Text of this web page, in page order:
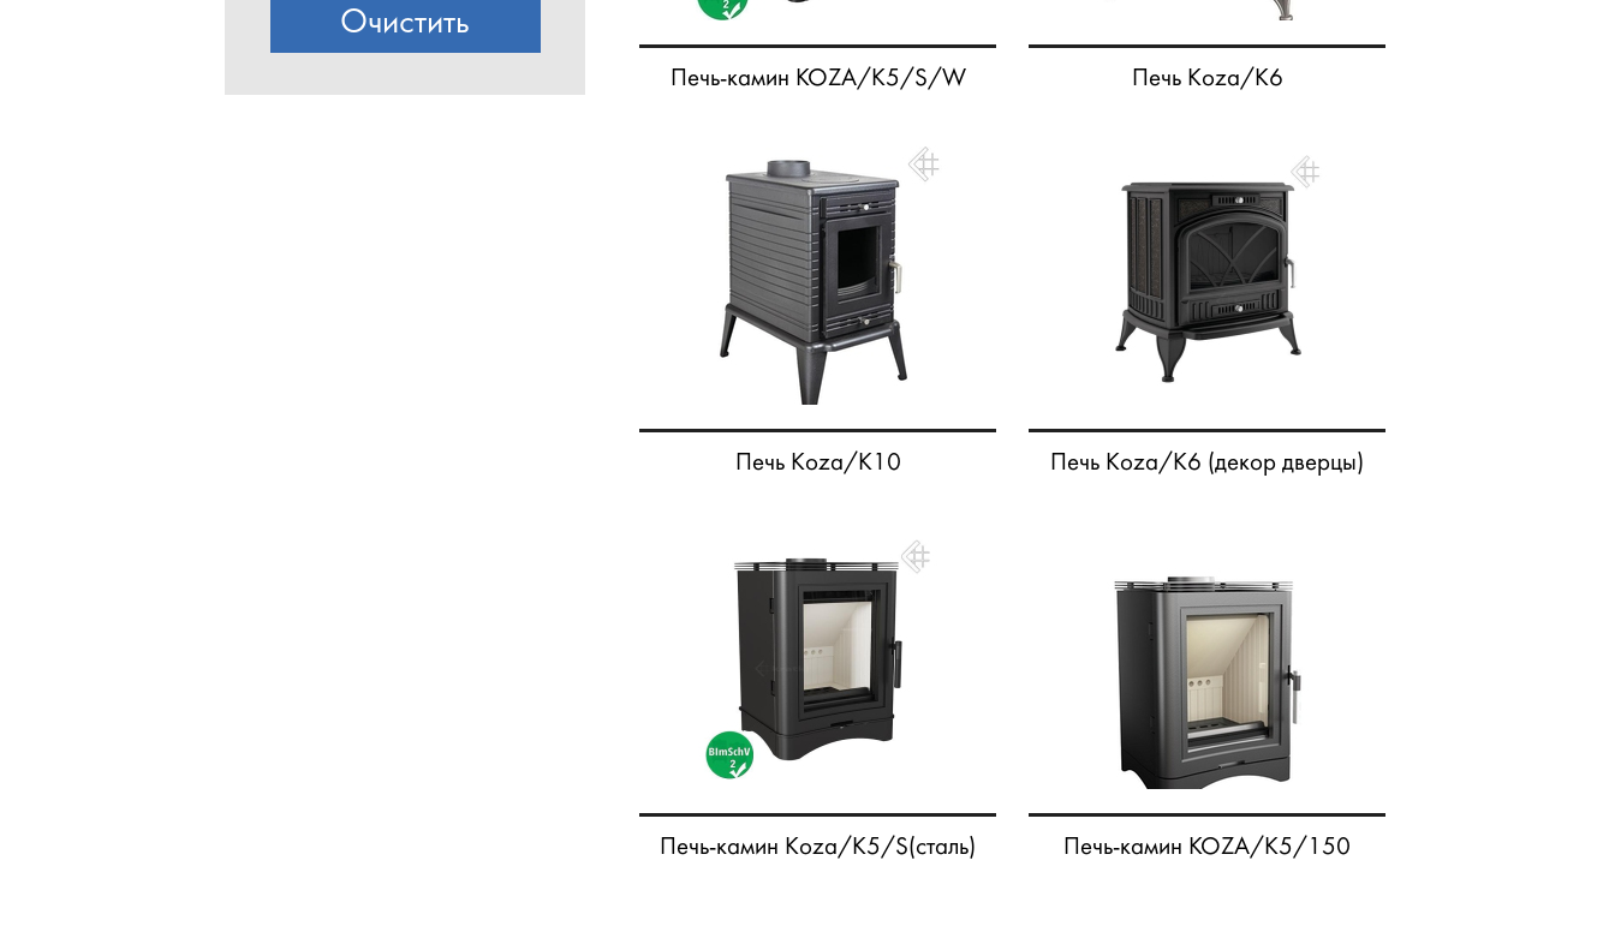
Печь-камин KOZA/K5/S/W Печь Koza/K6
Печь Koza/K10 Печь Koza/K6 (декор дверцы)
Печь-камин Koza/K5/S(сталь) Печь-камин KOZA/K5/150